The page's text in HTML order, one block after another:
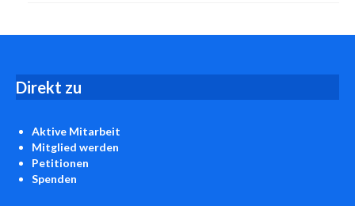
Direkt zu
Aktive Mitarbeit
Mitglied werden
Petitionen
Spenden